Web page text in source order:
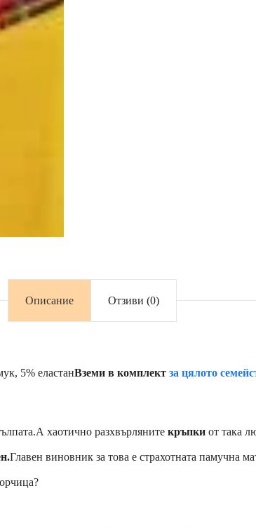
Описание Отзиви (0)
5% еластанВземи в комплект за цялото
хаотично разхвърляните кръпки от така
Главен виновник за това е страхотната памучна